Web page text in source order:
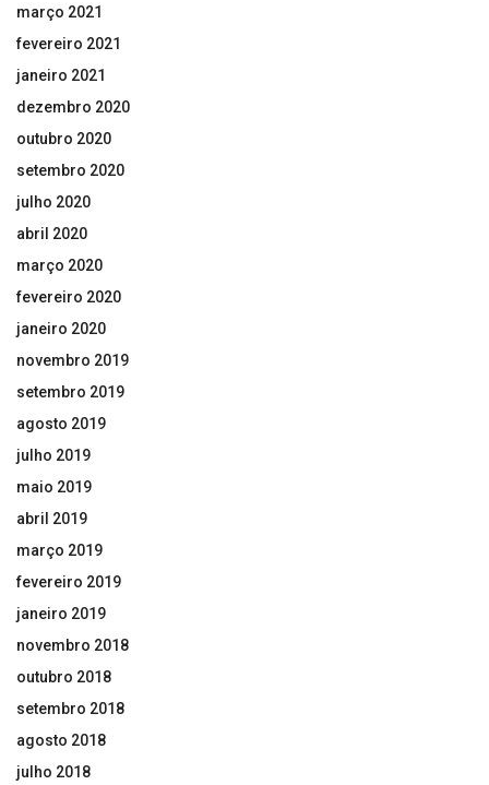
março 2021
fevereiro 2021
janeiro 2021
dezembro 2020
outubro 2020
setembro 2020
julho 2020
abril 2020
março 2020
fevereiro 2020
janeiro 2020
novembro 2019
setembro 2019
agosto 2019
julho 2019
maio 2019
abril 2019
março 2019
fevereiro 2019
janeiro 2019
novembro 2018
outubro 2018
setembro 2018
agosto 2018
julho 2018